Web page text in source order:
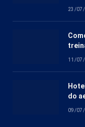
23/
11/
do
09/